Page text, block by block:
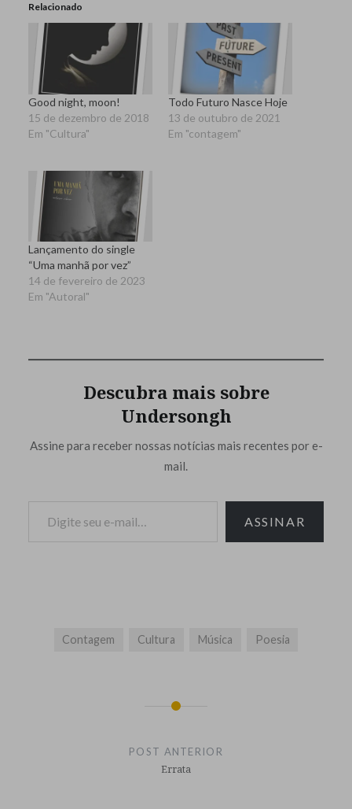
Relacionado
Good night, moon!
15 de dezembro de 2018
Em "Cultura"
Todo Futuro Nasce Hoje
13 de outubro de 2021
Em "contagem"
Lançamento do single
“Uma manhã por vez”
14 de fevereiro de 2023
Em "Autoral"
Descubra mais sobre
Undersongh
Assine para receber nossas notícias mais recentes por e-
mail.
ASSINAR
Contagem Cultura Música Poesia
POST ANTERIOR
Errata